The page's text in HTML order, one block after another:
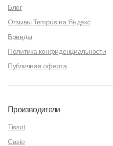
Блог
Отзывы Tempus на Яндекс
Бренды
Политика конфиденциальности
Публичная оферта
Производители
Tissot
Casio